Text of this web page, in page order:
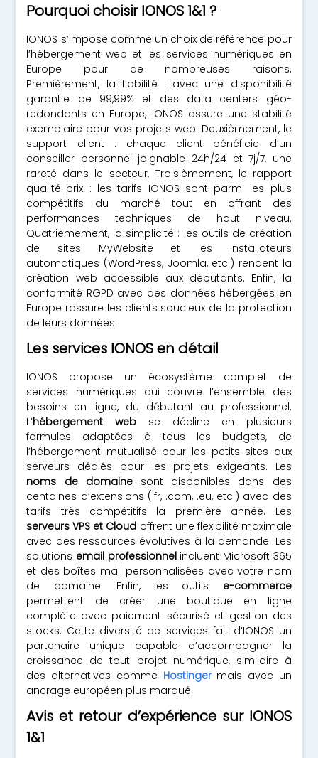
Pourquoi choisir IONOS 1&1 ?
IONOS s’impose comme un choix de référence pour
l’hébergement web et les services numériques en
Europe pour de nombreuses raisons.
Premièrement, la fiabilité : avec une disponibilité
garantie de 99,99% et des data centers géo-
redondants en Europe, IONOS assure une stabilité
exemplaire pour vos projets web. Deuxièmement, le
support client : chaque client bénéficie d’un
conseiller personnel joignable 24h/24 et 7j/7, une
rareté dans le secteur. Troisièmement, le rapport
qualité-prix : les tarifs IONOS sont parmi les plus
compétitifs du marché tout en offrant des
performances techniques de haut niveau.
Quatrièmement, la simplicité : les outils de création
de sites MyWebsite et les installateurs
automatiques (WordPress, Joomla, etc.) rendent la
création web accessible aux débutants. Enfin, la
conformité RGPD avec des données hébergées en
Europe rassure les clients soucieux de la protection
de leurs données.
Les services IONOS en détail
IONOS propose un écosystème complet de
services numériques qui couvre l’ensemble des
besoins en ligne, du débutant au professionnel.
L’hébergement web se décline en plusieurs
formules adaptées à tous les budgets, de
l’hébergement mutualisé pour les petits sites aux
serveurs dédiés pour les projets exigeants. Les
noms de domainesont disponibles dans des
centaines d’extensions (.fr, .com, .eu, etc.) avec des
tarifs très compétitifs la première année. Les
serveurs VPS et Cloud offrent une flexibilité maximale
avec des ressources évolutives à la demande. Les
solutions email professionnelincluent Microsoft 365
et des boîtes mail personnalisées avec votre nom
de domaine. Enfin, les outils e-commerce
permettent de créer une boutique en ligne
complète avec paiement sécurisé et gestion des
stocks. Cette diversité de services fait d’IONOS un
partenaire unique capable d’accompagner la
croissance de tout projet numérique, similaire à
des alternatives comme Hostingermais avec un
ancrage européen plus marqué.
Avis et retour d’expérience sur IONOS
1&1